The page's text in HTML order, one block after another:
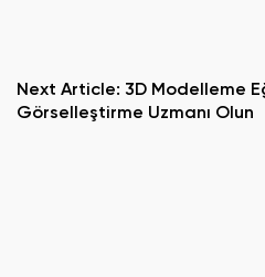
Next Article: 3D Modelleme
Görselleştirme Uzmanı Olun